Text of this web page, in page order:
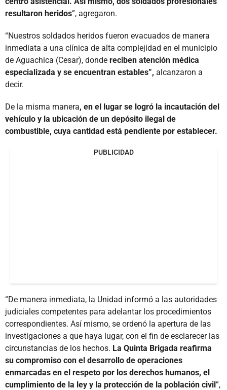
resultaron heridos”, agregaron.
“Nuestros soldados heridos fueron evacuados de manera
inmediata a una clínica de alta complejidad en el municipio
de Aguachica (Cesar), donde reciben atención médica
especializada y se encuentran estables”, alcanzaron a
decir.
De la misma manera, en el lugar se logró la incautación del
vehículo y la ubicación de un depósito ilegal de
combustible, cuya cantidad está pendiente por establecer.
PUBLICIDAD
“De manera inmediata, la Unidad informó a las autoridades
judiciales competentes para adelantar los procedimientos
correspondientes. Así mismo, se ordenó la apertura de las
investigaciones a que haya lugar, con el fin de esclarecer las
circunstancias de los hechos. La Quinta Brigada reafirma
su compromiso con el desarrollo de operaciones
enmarcadas en el respeto por los derechos humanos, el
cumplimiento de la ley y la protección de la población civil”,